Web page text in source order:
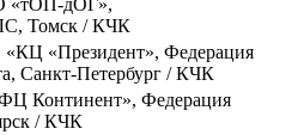
Томск / КЧК
«Президент», Федерация
Санкт-Петербург / КЧК
Континент», Федерация
/ КЧК